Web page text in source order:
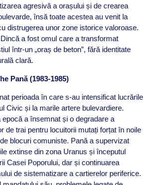
agresivă a orașului și de crearea
însă toate acestea au venit la
distrugerea unor zone istorice valoroase.
a fost omul care a transformat
într-un „oraș de beton”, fără identitate
clară.
Pană (1983-1985)
perioada în care s-au intensificat lucrările
Civic și la marile artere bulevardiere.
epocă a însemnat și o degradare a
de trai pentru locuitorii mutați forțat în noile
blocuri comuniste. Pană a supervizat
extinse din zona Uranus și începutul
Casei Poporului, dar și continuarea
de sistematizare a cartierelor periferice.